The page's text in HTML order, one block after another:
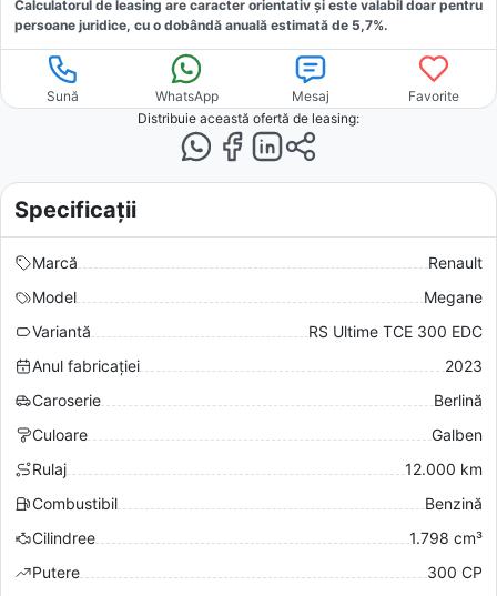
Calculatorul de leasing are caracter orientativ și este valabil doar pentru
persoane juridice, cu o dobândă anuală estimată de 5,7%.
Sună WhatsApp Mesaj
Favorite
Distribuie această ofertă de leasing:
Specificații
Marcă
Renault
Model
Megane
Variantă
RS Ultime TCE 300 EDC
Anul fabricației
2023
Caroserie
Berlină
Culoare
Galben
Rulaj
12.000 km
Combustibil
Benzină
Cilindree
1.798 cm³
Putere
300 CP